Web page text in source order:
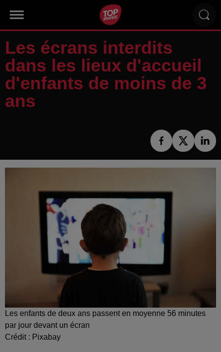
Les écrans interdits
dans les lieux d'accueil
d'enfants de moins de 3
ans
Les enfants de deux ans passent en moyenne 56 minutes
par jour devant un écran
Crédit : Pixabay